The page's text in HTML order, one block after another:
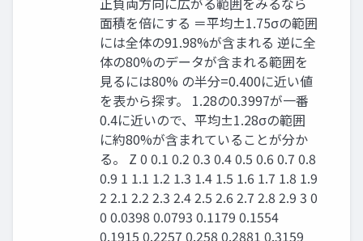
面積を倍にする ＝平均±1.75σの範囲
には全体の91.98%が含まれる 逆に全
体の80%のデータが含まれる範囲を
見るには80% の半分=0.400に近い値
を表から探す。 1.28の0.3997が一番
0.4に近いので、平均±1.28σの範囲
に約80%が含まれていることが分か
る。 Z 0 0.1 0.2 0.3 0.4 0.5 0.6 0.7 0.8
0.9 1 1.1 1.2 1.3 1.4 1.5 1.6 1.7 1.8 1.9
2 2.1 2.2 2.3 2.4 2.5 2.6 2.7 2.8 2.9 3 0
0 0.0398 0.0793 0.1179 0.1554
0.1915 0.2257 0.258 0.2881 0.3159